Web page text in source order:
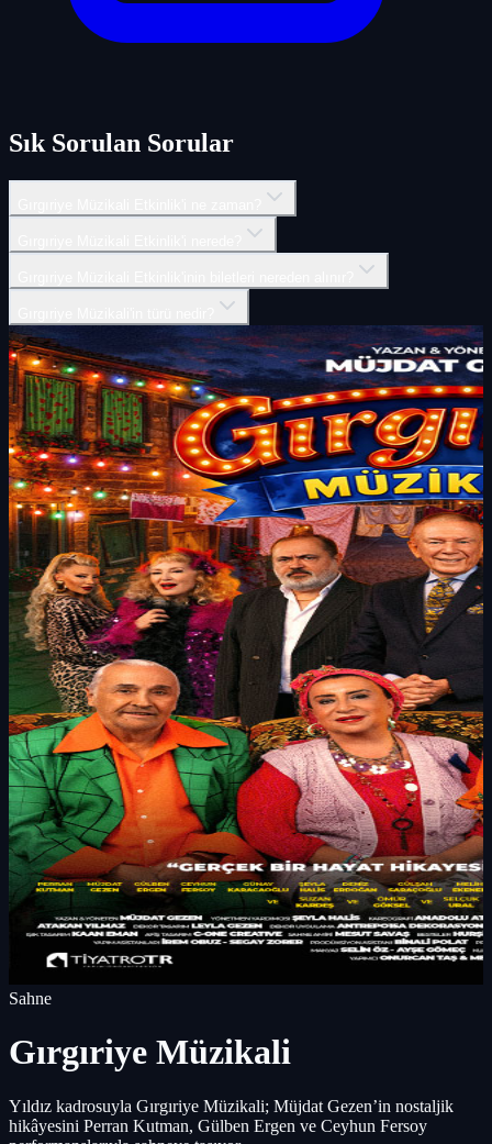
Sık Sorulan Sorular
Sahne
Gırgıriye Müzikali
Yıldız kadrosuyla Gırgıriye Müzikali; Müjdat Gezen’in nostaljik
hikâyesini Perran Kutman, Gülben Ergen ve Ceyhun Fersoy